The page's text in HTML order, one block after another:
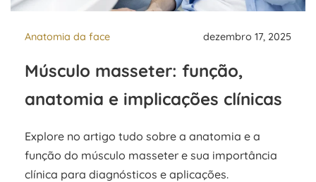
Anatomia da face dezembro 17, 2025
Músculo masseter: função,
anatomia e implicações clínicas
Explore no artigo tudo sobre a anatomia e a
função do músculo masseter e sua importância
clínica para diagnósticos e aplicações.